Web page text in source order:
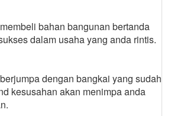
bahan bangunan bertanda
dalam usaha yang anda rintis.
dengan bangkai yang sudah
kesusahan akan menimpa anda